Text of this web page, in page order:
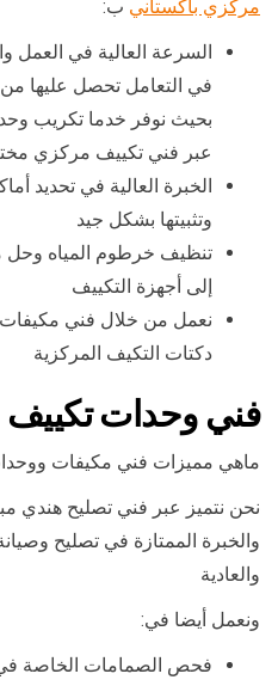
مركزي باكستاني ب:
السرعة العالية في العمل
في التعامل تحصل عليها
بحيث نوفر خدما تكريب
عبر فني تكييف مركزي
الخبرة العالية في تحديد
وتثبيتها بشكل جيد
تنظيف خرطوم المياه وحل
إلى أجهزة التكييف
نعمل من خلال فني
دكتات التكيف المركزية
فني وحدات تكييف
ماهي مميزات فني مكيفات
نحن نتميز عبر فني تصليح هندي
والخبرة الممتازة في تصليح
والعادية
ونعمل أيضا في:
فحص الصمامات الخاصة في